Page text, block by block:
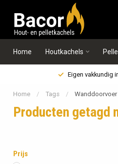
Home Houtkachels
Eigen vakkundig
Home / Tags / Wanddoorvoer
Producten getagd
Prijs